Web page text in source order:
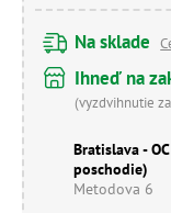
Na sklade
Ihneď na
(vyzdvihnutie
Bratislava -
poschodie)
Metodova 6